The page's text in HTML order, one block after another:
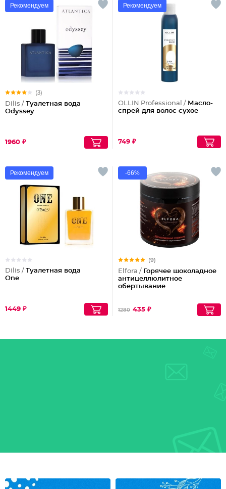
Рекомендуем
(3)
Dilis / Туалетная вода
Odyssey
1960 ₽
Рекомендуем
OLLIN Professional / Масло-
спрей для волос сухое
749 ₽
Рекомендуем
Dilis / Туалетная вода
One
1449 ₽
-66%
(9)
Elfora / Горячее шоколадное
антицеллюлитное
обертывание
1280 435 ₽